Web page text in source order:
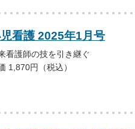
看護 2025年1月号
看護師の技を引き継ぐ
1,870円（税込）